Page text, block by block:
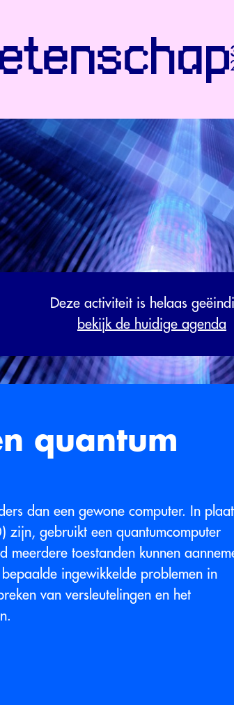
Deze activiteit is helaas
bekijk de huidige agenda
quantum
dan een gewone computer. In
zijn, gebruikt een quantumcomputer
toestanden kunnen
ingewikkelde problemen in
van versleutelingen en het